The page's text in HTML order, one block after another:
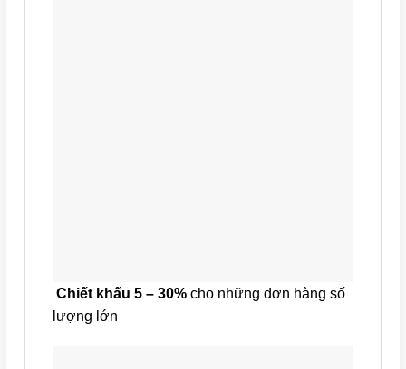
Chiết khấu 5 – 30% cho những đơn hàng số
lượng lớn